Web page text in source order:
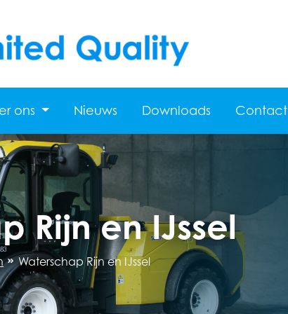
ons Nieuws Downloads Contact
Rijn en IJssel
Waterschap Rijn en IJssel